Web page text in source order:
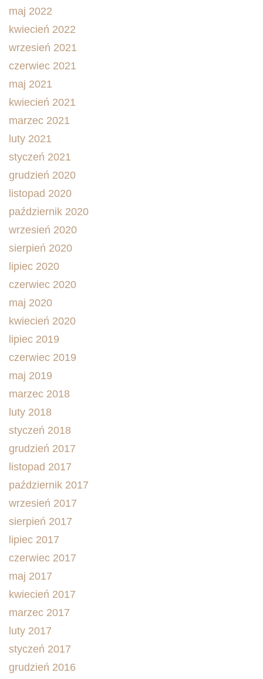
maj 2022
kwiecień 2022
wrzesień 2021
czerwiec 2021
maj 2021
kwiecień 2021
marzec 2021
luty 2021
styczeń 2021
grudzień 2020
listopad 2020
październik 2020
wrzesień 2020
sierpień 2020
lipiec 2020
czerwiec 2020
maj 2020
kwiecień 2020
lipiec 2019
czerwiec 2019
maj 2019
marzec 2018
luty 2018
styczeń 2018
grudzień 2017
listopad 2017
październik 2017
wrzesień 2017
sierpień 2017
lipiec 2017
czerwiec 2017
maj 2017
kwiecień 2017
marzec 2017
luty 2017
styczeń 2017
grudzień 2016